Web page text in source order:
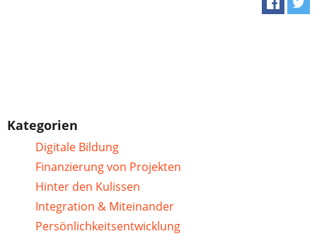
Kategorien
Digitale Bildung
Finanzierung von Projekten
Hinter den Kulissen
Integration & Miteinander
Persönlichkeitsentwicklung